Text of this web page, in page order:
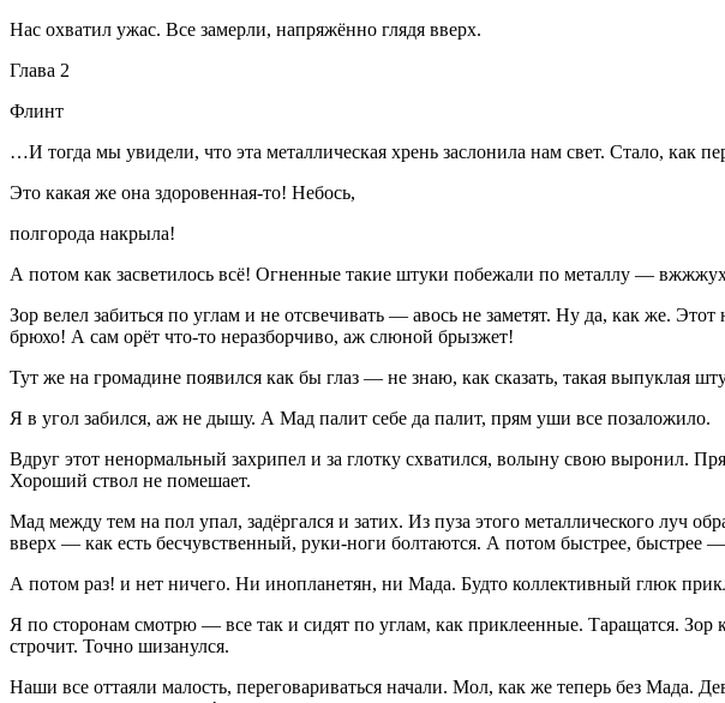
Нас охватил ужас. Все замерли, напряжённо глядя вверх.
Глава 2
Флинт
…И тогда мы увидели, что эта металлическая хрень заслонила нам свет. Стало, как
Это какая же она здоровенная-то! Небось,
полгорода накрыла!
А потом как засветилось всё! Огненные такие штуки побежали по металлу —
Зор велел забиться по углам и не отсвечивать — авось не заметят. Ну да, как же.
брюхо! А сам орёт что-то неразборчиво, аж слюной брызжет!
Тут же на громадине появился как бы глаз — не знаю, как сказать, такая выпуклая
Я в угол забился, аж не дышу. А Мад палит себе да палит, прям уши все позаложило.
Вдруг этот ненормальный захрипел и за глотку схватился, волыну свою выронил.
Хороший ствол не помешает.
Мад между тем на пол упал, задёргался и затих. Из пуза этого металлического луч
вверх — как есть бесчувственный, руки-ноги болтаются. А потом быстрее, быстрее —
А потом раз! и нет ничего. Ни инопланетян, ни Мада. Будто коллективный глюк
Я по сторонам смотрю — все так и сидят по углам, как приклеенные. Таращатся. Зор
строчит. Точно шизанулся.
Наши все оттаяли малость, переговариваться начали. Мол, как же теперь без Мада.